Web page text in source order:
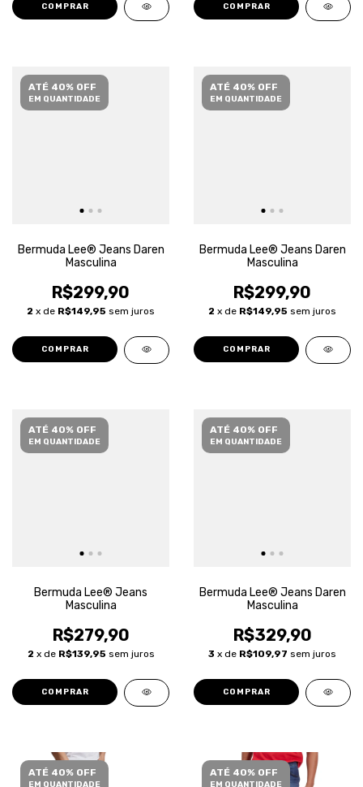
COMPRAR COMPRAR
ATÉ 40% OFF
EM QUANTIDADE
Bermuda Lee® Jeans Daren
Masculina
R$299,90
2 x de R$149,95 sem juros
COMPRAR
ATÉ 40% OFF
EM QUANTIDADE
Bermuda Lee® Jeans Daren
Masculina
R$299,90
2 x de R$149,95 sem juros
COMPRAR
ATÉ 40% OFF
EM QUANTIDADE
Bermuda Lee® Jeans
Masculina
R$279,90
2 x de R$139,95 sem juros
COMPRAR
ATÉ 40% OFF
EM QUANTIDADE
Bermuda Lee® Jeans Daren
Masculina
R$329,90
3 x de R$109,97 sem juros
COMPRAR
ATÉ 40% OFF
EM QUANTIDADE
ATÉ 40% OFF
EM QUANTIDADE